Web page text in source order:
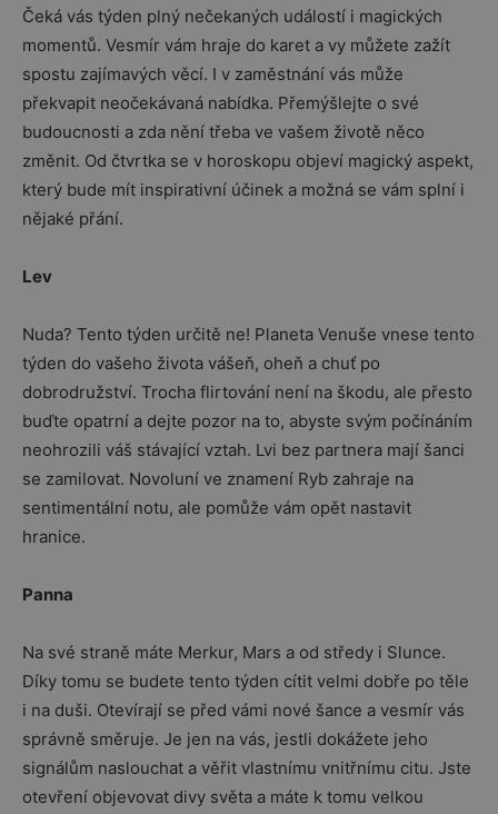
Čeká vás týden plný nečekaných událostí i magických
momentů. Vesmír vám hraje do karet a vy můžete zažít
spostu zajímavých věcí. I v zaměstnání vás může
překvapit neočekávaná nabídka. Přemýšlejte o své
budoucnosti a zda nění třeba ve vašem životě něco
změnit. Od čtvrtka se v horoskopu objeví magický aspekt,
který bude mít inspirativní účinek a možná se vám splní i
nějaké přání.
Lev
Nuda? Tento týden určitě ne! Planeta Venuše vnese tento
týden do vašeho života vášeň, oheň a chuť po
dobrodružství. Trocha flirtování není na škodu, ale přesto
buďte opatrní a dejte pozor na to, abyste svým počínáním
neohrozili váš stávající vztah. Lvi bez partnera mají šanci
se zamilovat. Novoluní ve znamení Ryb zahraje na
sentimentální notu, ale pomůže vám opět nastavit
hranice.
Panna
Na své straně máte Merkur, Mars a od středy i Slunce.
Díky tomu se budete tento týden cítit velmi dobře po těle
i na duši. Otevírají se před vámi nové šance a vesmír vás
správně směruje. Je jen na vás, jestli dokážete jeho
signálům naslouchat a věřit vlastnímu vnitřnímu citu. Jste
otevření objevovat divy světa a máte k tomu velkou